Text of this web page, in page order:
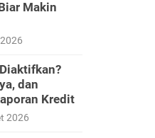
Makin
dan
Kredit
2026